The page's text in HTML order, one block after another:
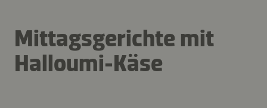
Mittagsgerichte mit
Halloumi-Käse